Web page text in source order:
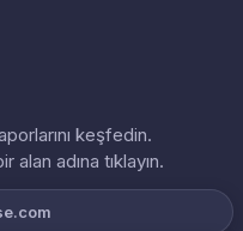
keşfedin.
adına tıklayın.